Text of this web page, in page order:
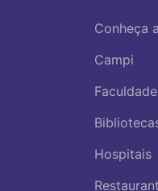
Conheça
Campi
Hospitais